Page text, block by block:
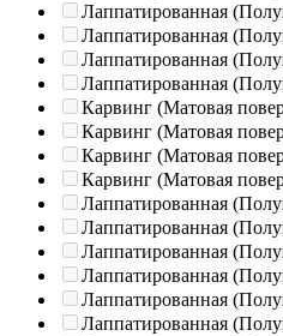
Лаппатированная
Лаппатированная
Лаппатированная
Лаппатированная
Карвинг (Матовая
Карвинг (Матовая
Карвинг (Матовая
Карвинг (Матовая
Лаппатированная
Лаппатированная
Лаппатированная
Лаппатированная
Лаппатированная
Лаппатированная